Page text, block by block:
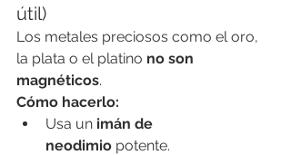
útil)
Los metales preciosos como el oro,
la plata o el platino no son
magnéticos.
Cómo hacerlo:
Usa un imán de
neodimio potente.